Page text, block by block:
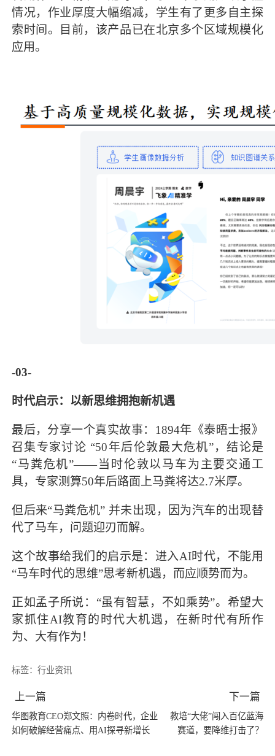
情况，作业厚度大幅缩减，学生有了更多自主探
索时间。目前，该产品已在北京多个区域规模化
应用。
-03-
时代启示：以新思维拥抱新机遇
最后，分享一个真实故事：1894年《泰晤士报》
召集专家讨论 “50年后伦敦最大危机”，结论是
“马粪危机”——当时伦敦以马车为主要交通工
具，专家测算50年后路面上马粪将达2.7米厚。
但后来“马粪危机” 并未出现，因为汽车的出现替
代了马车，问题迎刃而解。
这个故事给我们的启示是：进入AI时代，不能用
“马车时代的思维”思考新机遇，而应顺势而为。
正如孟子所说：“虽有智慧，不如乘势”。希望大
家抓住AI教育的时代大机遇，在新时代有所作
为、大有作为！
标签：行业资讯
上一篇
华图教育CEO郑文照：内卷时代，企业
如何破解经营痛点、用AI探寻新增长
下一篇
教培“大佬”闯入百亿蓝海
赛道，要降维打击了？